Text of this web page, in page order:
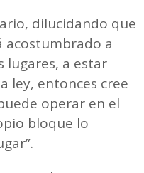
dilucidando que
acostumbrado a
lugares, a estar
ley, entonces cree
operar en el
bloque lo